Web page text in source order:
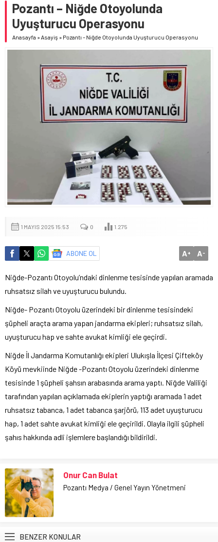
Pozantı – Niğde Otoyolunda
Uyuşturucu Operasyonu
Anasayfa »Asayiş » Pozantı – Niğde Otoyolunda Uyuşturucu Operasyonu
1 MAYIS 2025 15:53 0 1.275
ABONE OL A+ A-
Niğde-Pozantı Otoyolu’ndaki dinlenme tesisinde yapılan aramada
ruhsatsız silah ve uyuşturucu bulundu.
Niğde- Pozantı Otoyolu üzerindeki bir dinlenme tesisindeki
şüpheli araçta arama yapan jandarma ekipleri; ruhsatsız silah,
uyuşturucu hap ve sahte avukat kimliği ele geçirdi.
Niğde İl Jandarma Komutanlığı ekipleri Ulukışla İlçesi Çifteköy
Köyü mevkiinde Niğde -Pozantı Otoyolu üzerindeki dinlenme
tesisinde 1 şüpheli şahsın arabasında arama yaptı. Niğde Valiliği
tarafından yapılan açıklamada ekiplerin yaptığı aramada 1 adet
ruhsatsız tabanca, 1 adet tabanca şarjörü, 113 adet uyuşturucu
hap, 1 adet sahte avukat kimliği ele geçirildi. Olayla ilgili şüpheli
şahıs hakkında adli işlemlere başlandığı bildirildi.
Onur Can Bulat
Pozantı Medya / Genel Yayın Yönetmeni
BENZER KONULAR